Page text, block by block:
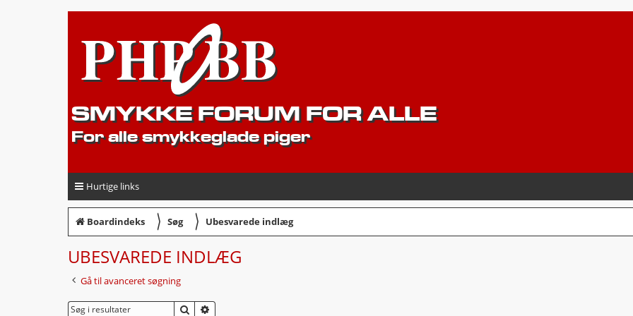
SMYKKE FORUM FOR ALLE
For alle smykkeglade piger
Hurtige links
Boardindeks 〉 Søg 〉 Ubesvarede indlæg
UBESVAREDE INDLÆG
Gå til avanceret søgning
SØG